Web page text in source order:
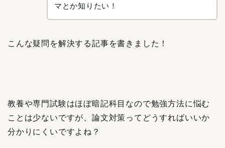
マとか知りたい！
こんな疑問を解決する記事を書きました！
教養や専門試験はほぼ暗記科目なので勉強方法に悩む
ことは少ないですが、論文対策ってどうすればいいか
分かりにくいですよね？